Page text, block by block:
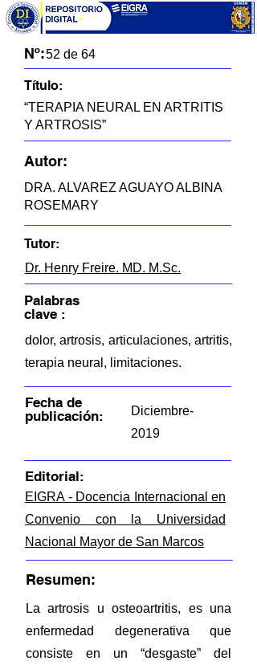
Nº:52 de 64
Título:
“TERAPIA NEURAL EN ARTRITIS
Y ARTROSIS”
Autor:
DRA. ALVAREZ AGUAYO ALBINA
ROSEMARY
Tutor:
Dr. Henry Freire. MD. M.Sc.
Palabras
clave :
dolor, artrosis, articulaciones, artritis,
terapia neural, limitaciones.
Fecha de
publicación:
Diciembre-
2019
Editorial:
EIGRA - Docencia Internacional en
Convenio con la Universidad
Nacional Mayor de San Marcos
Resumen:
La artrosis u osteoartritis, es una
enfermedad degenerativa que
consiste en un “desgaste” del